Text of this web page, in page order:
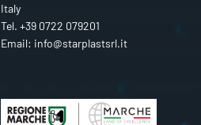
Italy
Tel. +39 0722 079201
Email: info@starplastsrl.it